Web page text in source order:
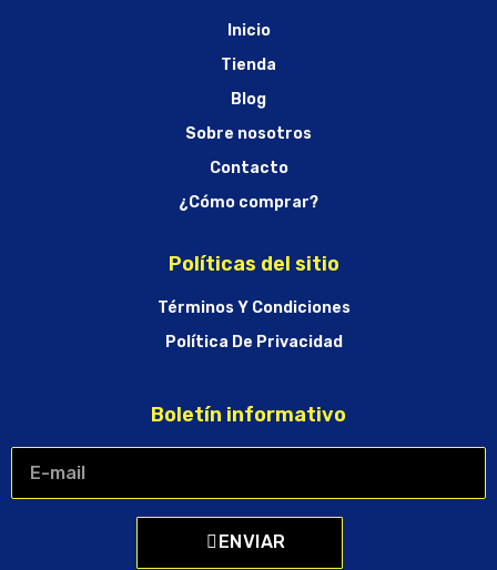
Inicio
Tienda
Blog
Sobre nosotros
Contacto
¿Cómo comprar?
Políticas del sitio
Términos Y Condiciones
Política De Privacidad
Boletín informativo
ENVIAR